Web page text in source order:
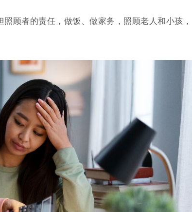
顾者的责任，做饭、做家务，照顾老人和小孩，